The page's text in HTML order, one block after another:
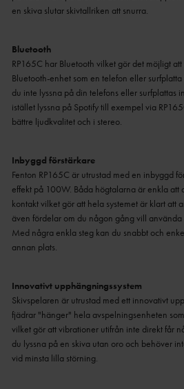
en skiva slutar skivtallriken att snurra.
Bluetooth
RP165C har Bluetooth vilket gör det möjligt
Bluetooth-enhet som en telefon eller
du inte lyssna på din telefons eller surfplattas
istället lyssna på Spotify till exempel via
bättre ljudkvalitet och i stereo.
Inbyggd förstärkare
Fenton RP165C är utrustad med en inbyggd
effekt på 100W. Båda högtalarna är enkla att
kontakt vilket gör att hela systemet är klart att
även fördelar om du någon gång vill använda
Med några enkla steg kan du snabbt och
annan plats.
Innovativt upphängningssystem
Skivspelaren är utrustad med ett innovativt
fjädrar "hänger" hela avspelningsenheten
vilket gör att vibrationer utifrån inte direkt får
du lyssna på en skiva utan oro och behöver
vid minsta lilla störning.